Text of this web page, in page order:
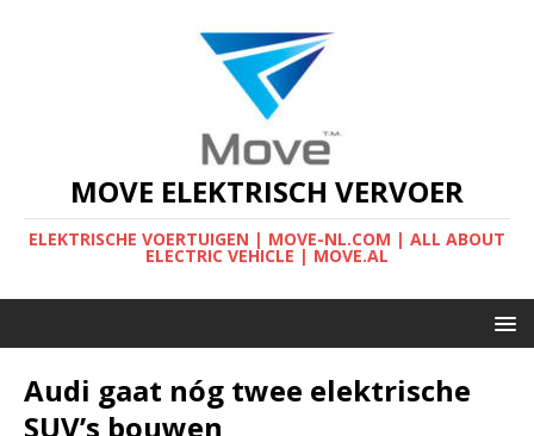
MOVE ELEKTRISCH VERVOER
ELEKTRISCHE VOERTUIGEN | MOVE-NL.COM | ALL ABOUT
ELECTRIC VEHICLE | MOVE.AL
Audi gaat nóg twee elektrische
SUV’s bouwen